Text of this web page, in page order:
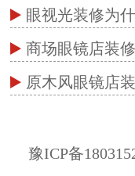
眼视光装修为
商场眼镜店装
原木风眼镜店
豫ICP备